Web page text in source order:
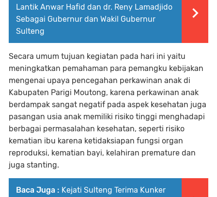
Lantik Anwar Hafid dan dr. Reny Lamadjido
Sebagai Gubernur dan Wakil Gubernur
Sulteng
Secara umum tujuan kegiatan pada hari ini yaitu
meningkatkan pemahaman para pemangku kebijakan
mengenai upaya pencegahan perkawinan anak di
Kabupaten Parigi Moutong, karena perkawinan anak
berdampak sangat negatif pada aspek kesehatan juga
pasangan usia anak memiliki risiko tinggi menghadapi
berbagai permasalahan kesehatan, seperti risiko
kematian ibu karena ketidaksiapan fungsi organ
reproduksi, kematian bayi, kelahiran premature dan
juga stanting.
Baca Juga : Kejati Sulteng Terima Kunker